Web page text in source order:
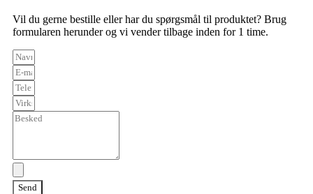
Vil du gerne bestille eller har du spørgsmål til produktet? Brug
formularen herunder og vi vender tilbage inden for 1 time.
Send